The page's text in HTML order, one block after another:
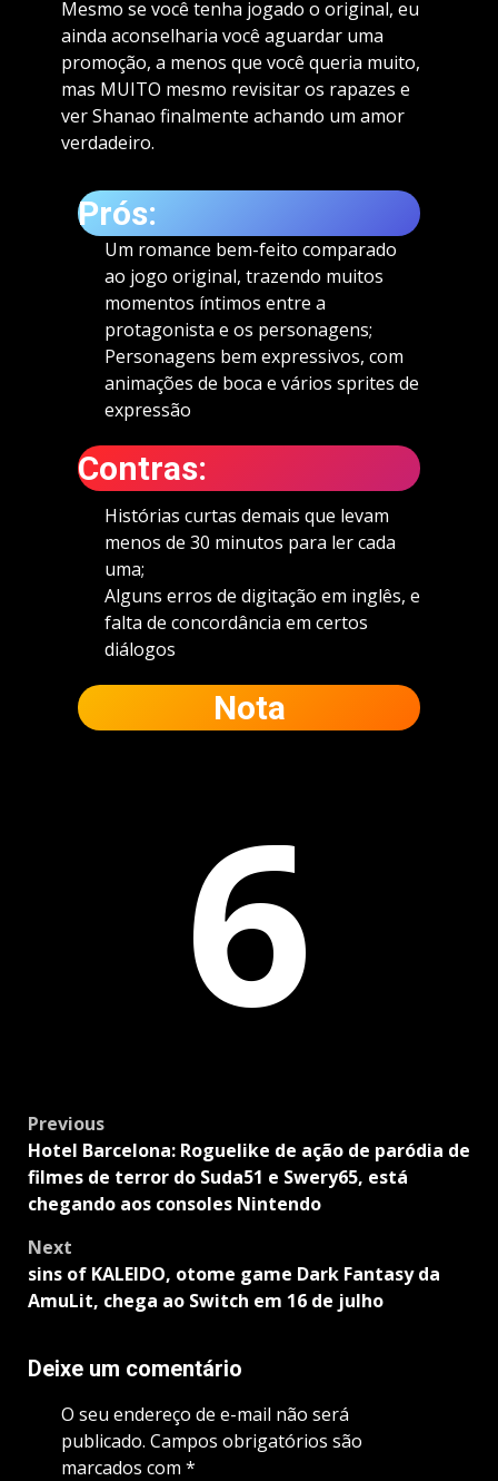
Mesmo se você tenha jogado o original, eu
ainda aconselharia você aguardar uma
promoção, a menos que você queria muito,
mas MUITO mesmo revisitar os rapazes e
ver Shanao finalmente achando um amor
verdadeiro.
Prós:
Um romance bem-feito comparado
ao jogo original, trazendo muitos
momentos íntimos entre a
protagonista e os personagens;
Personagens bem expressivos, com
animações de boca e vários sprites de
expressão
Contras:
Histórias curtas demais que levam
menos de 30 minutos para ler cada
uma;
Alguns erros de digitação em inglês, e
falta de concordância em certos
diálogos
Nota
6
Post
navigation
Previous
Hotel Barcelona: Roguelike de ação de paródia de
filmes de terror do Suda51 e Swery65, está
chegando aos consoles Nintendo
Next
sins of KALEIDO, otome game Dark Fantasy da
AmuLit, chega ao Switch em 16 de julho
Deixe um comentário
O seu endereço de e-mail não será
publicado. Campos obrigatórios são
marcados com *